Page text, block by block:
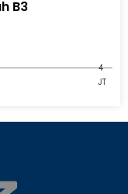
B3
4
JT